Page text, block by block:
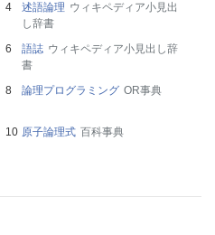
述語論理 ウィキペディア小見出
し辞書
語誌 ウィキペディア小見出し辞
書
論理プログラミング OR事典
原子論理式 百科事典